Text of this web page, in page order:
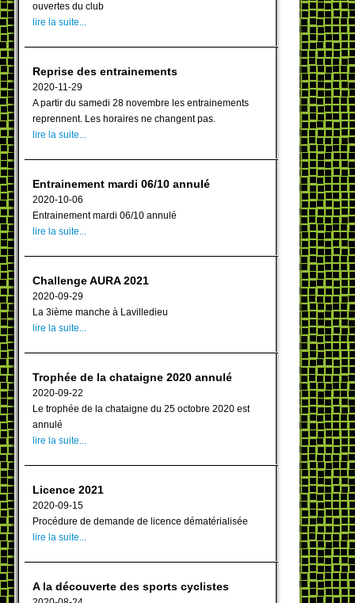
ouvertes du club
lire la suite...
Reprise des entrainements
2020-11-29
A partir du samedi 28 novembre les entrainements
reprennent. Les horaires ne changent pas.
lire la suite...
Entrainement mardi 06/10 annulé
2020-10-06
Entrainement mardi 06/10 annulé
lire la suite...
Challenge AURA 2021
2020-09-29
La 3ième manche à Lavilledieu
lire la suite...
Trophée de la chataigne 2020 annulé
2020-09-22
Le trophée de la chataigne du 25 octobre 2020 est
annulé
lire la suite...
Licence 2021
2020-09-15
Procédure de demande de licence dématérialisée
lire la suite...
A la découverte des sports cyclistes